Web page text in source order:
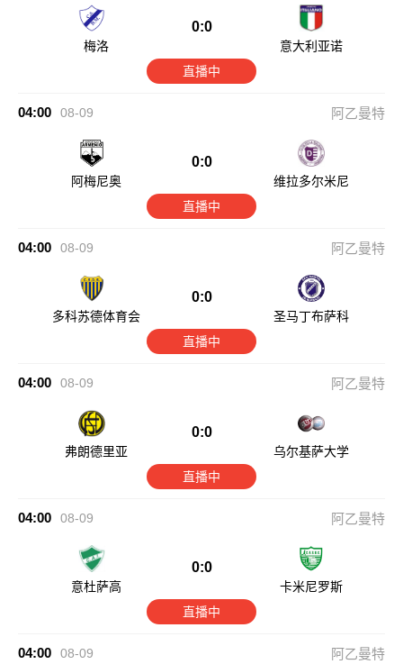
梅洛
0:0
意大利亚诺
直播中
04:00 08-09 阿乙曼特
阿梅尼奥
0:0
维拉多尔米尼
直播中
04:00 08-09 阿乙曼特
多科苏德体育会
0:0
圣马丁布萨科
直播中
04:00 08-09 阿乙曼特
弗朗德里亚
0:0
乌尔基萨大学
直播中
04:00 08-09 阿乙曼特
意杜萨高
0:0
卡米尼罗斯
直播中
04:00 08-09 阿乙曼特